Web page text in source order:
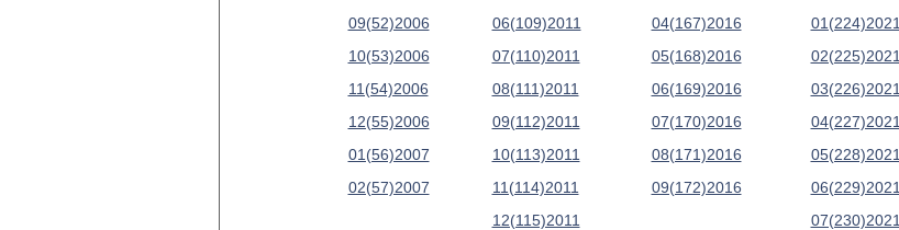
09(52)2006
10(53)2006
11(54)2006
12(55)2006
01(56)2007
02(57)2007
06(109)2011
07(110)2011
08(111)2011
09(112)2011
10(113)2011
11(114)2011
12(115)2011
04(167)2016
05(168)2016
06(169)2016
07(170)2016
08(171)2016
09(172)2016
01(224)2021
02(225)2021
03(226)2021
04(227)2021
05(228)2021
06(229)2021
07(230)2021